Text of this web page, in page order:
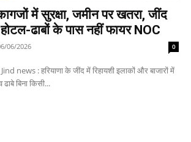
में सुरक्षा, जमीन पर खतरा, जींद
ढाबों के पास नहीं फायर NOC
06/2026 0
news : हरियाणा के जींद में रिहायशी इलाकों और बाजारों में
बिना किसी...